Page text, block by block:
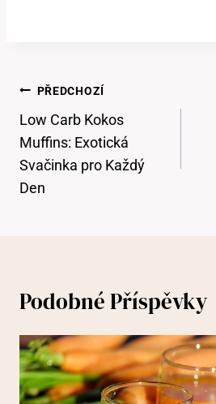
Navigace
Pro
Příspěvek
PŘEDCHOZÍ
Low Carb Kokos
Muffins: Exotická
Svačinka pro Každý
Den
Podobné Příspěvky